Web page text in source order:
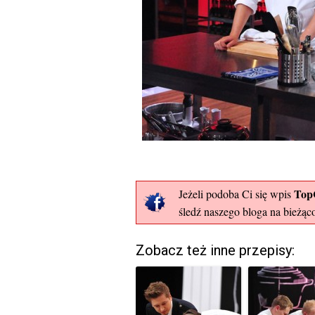
Jeżeli podoba Ci się wpis
śledź naszego bloga na
Zobacz też inne przepisy: